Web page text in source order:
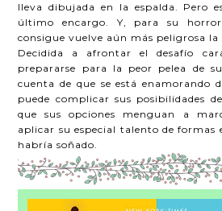
lleva dibujada en la espalda. Pero
último encargo. Y, para su
consigue vuelve aún más peligrosa la
Decidida a afrontar el desafío
prepararse para la peor pelea de
cuenta de que se está enamorando
puede complicar sus posibilidades
que sus opciones menguan a
aplicar su especial talento de formas
habría soñado.